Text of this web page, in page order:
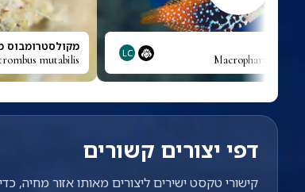
LC מקולסטרומבוס
mutabilis
דפי יצורים קשורים
קישורי טקסט ישירים ליצורים מאותו אזור מחיה,